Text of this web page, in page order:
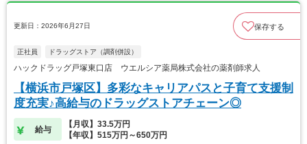
更新日：2026年6月27日 保存する
正社員 ドラッグストア（調剤併設）
ハックドラッグ戸塚東口店 ウエルシア薬局株式会社の薬剤師求人
【横浜市戸塚区】多彩なキャリアパスと子育て支援制
度充実♪高給与のドラッグストアチェーン◎
給与
【月収】33.5万円
【年収】515万円～650万円